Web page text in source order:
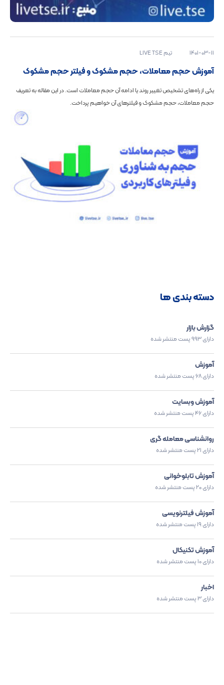
1401-03-11 تیم LIVE TSE
آموزش حجم معاملات، حجم مشکوک و فیلتر حجم مشکوک
یکی از راه‌های تشخیص تغییر روند یا ادامه آن حجم معاملات است. در این مقاله به تعریف
حجم معاملات، حجم مشکوک و فیلترهای آن خواهیم پرداخت.
دسته بندی ها
گزارش بازار
دارای 993 پست منتشر شده
آموزش
دارای 68 پست منتشر شده
آموزش وبسایت
دارای 46 پست منتشر شده
روانشناسی معامله گری
دارای 21 پست منتشر شده
آموزش تابلوخوانی
دارای 20 پست منتشر شده
آموزش فیلترنویسی
دارای 19 پست منتشر شده
آموزش تکنیکال
دارای 10 پست منتشر شده
اخبار
دارای 3 پست منتشر شده